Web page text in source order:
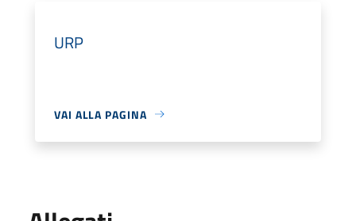
URP
VAI ALLA PAGINA